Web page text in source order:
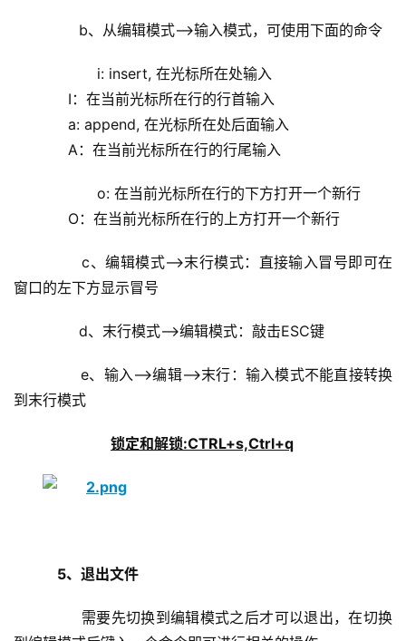
b、从编辑模式–>输入模式，可使用下面的命令
i: insert, 在光标所在处输入
I：在当前光标所在行的行首输入
a: append, 在光标所在处后面输入
A：在当前光标所在行的行尾输入
o: 在当前光标所在行的下方打开一个新行
O：在当前光标所在行的上方打开一个新行
c、编辑模式–>末行模式：直接输入冒号即可在
窗口的左下方显示冒号
d、末行模式–>编辑模式：敲击ESC键
e、输入–>编辑–>末行：输入模式不能直接转换
到末行模式
锁定和解锁:CTRL+s,Ctrl+q
5、退出文件
需要先切换到编辑模式之后才可以退出，在切换